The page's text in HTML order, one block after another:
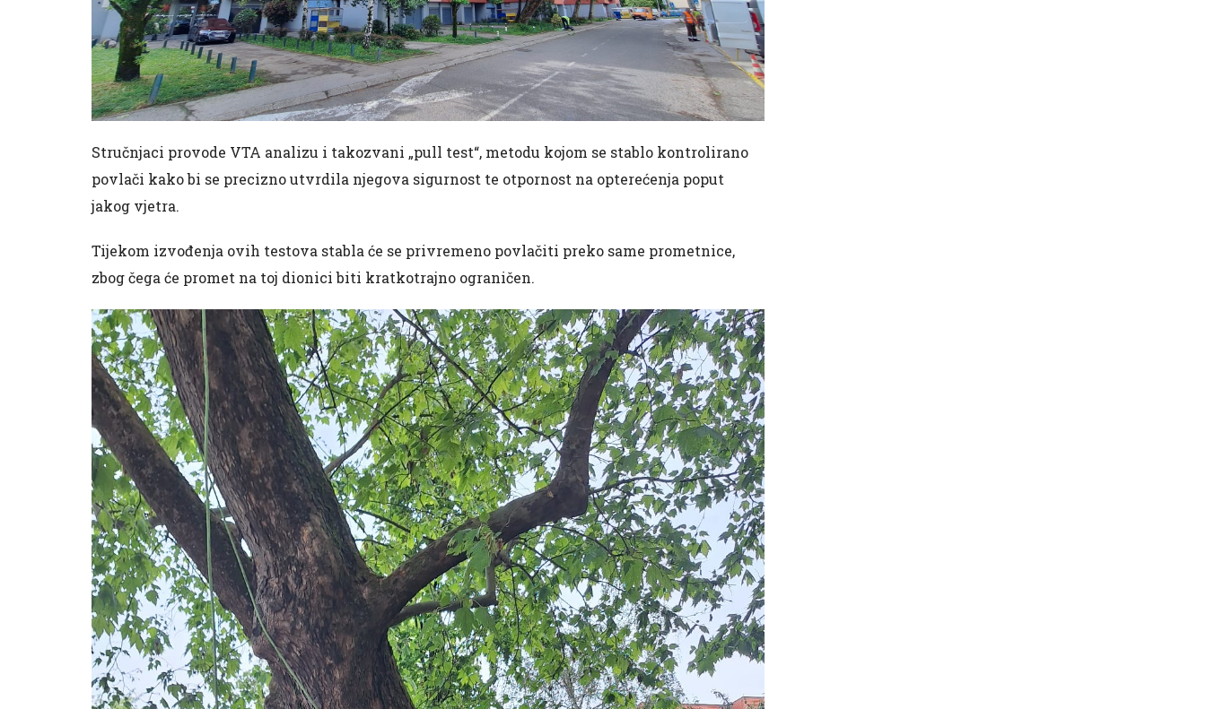
Stručnjaci provode VTA analizu i takozvani „pull test“, metodu kojom se stablo kontrolirano
povlači kako bi se precizno utvrdila njegova sigurnost te otpornost na opterećenja poput
jakog vjetra.
Tijekom izvođenja ovih testova stabla će se privremeno povlačiti preko same prometnice,
zbog čega će promet na toj dionici biti kratkotrajno ograničen.